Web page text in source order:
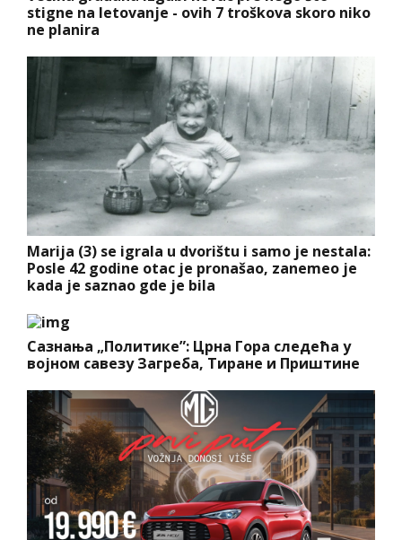
stigne na letovanje - ovih 7 troškova skoro niko
ne planira
Marija (3) se igrala u dvorištu i samo je nestala:
Posle 42 godine otac je pronašao, zanemeo je
kada je saznao gde je bila
Сазнања „Политике”: Црна Гора следећа у
војном савезу Загреба, Тиране и Приштине